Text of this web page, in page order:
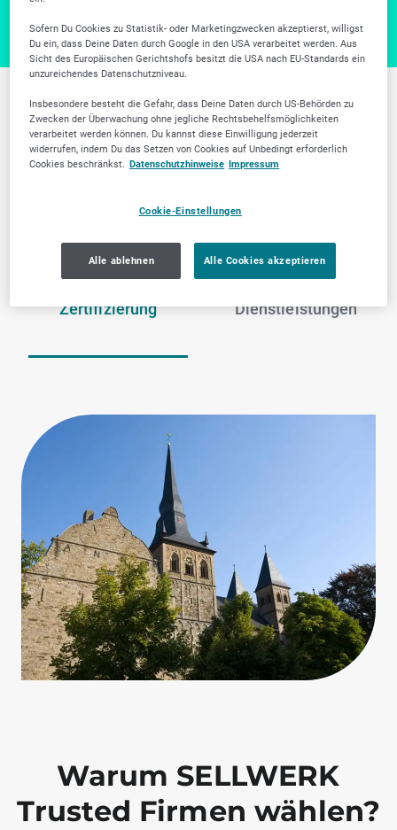
Weitere Branchen in
Ratingen
Zertifizierung
Dienstleistungen
Warum SELLWERK
Trusted Firmen wählen?
Sofern Du Cookies zu Statistik- oder Marketingzwecken akzeptierst, willigst
Du ein, dass Deine Daten durch Google in den USA verarbeitet werden. Aus
Sicht des Europäischen Gerichtshofs besitzt die USA nach EU-Standards ein
unzureichendes Datenschutzniveau.
Insbesondere besteht die Gefahr, dass Deine Daten durch US-Behörden zu
Zwecken der Überwachung ohne jegliche Rechtsbehelfsmöglichkeiten
verarbeitet werden können. Du kannst diese Einwilligung jederzeit
widerrufen, indem Du das Setzen von Cookies auf Unbedingt erforderlich
Cookies beschränkst. Datenschutzhinweise Impressum
Cookie-Einstellungen
Alle ablehnen Alle Cookies akzeptieren